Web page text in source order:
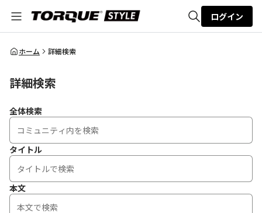
全体検索
ログイン
ホーム 詳細検索
詳細検索
全体検索
タイトル
本文